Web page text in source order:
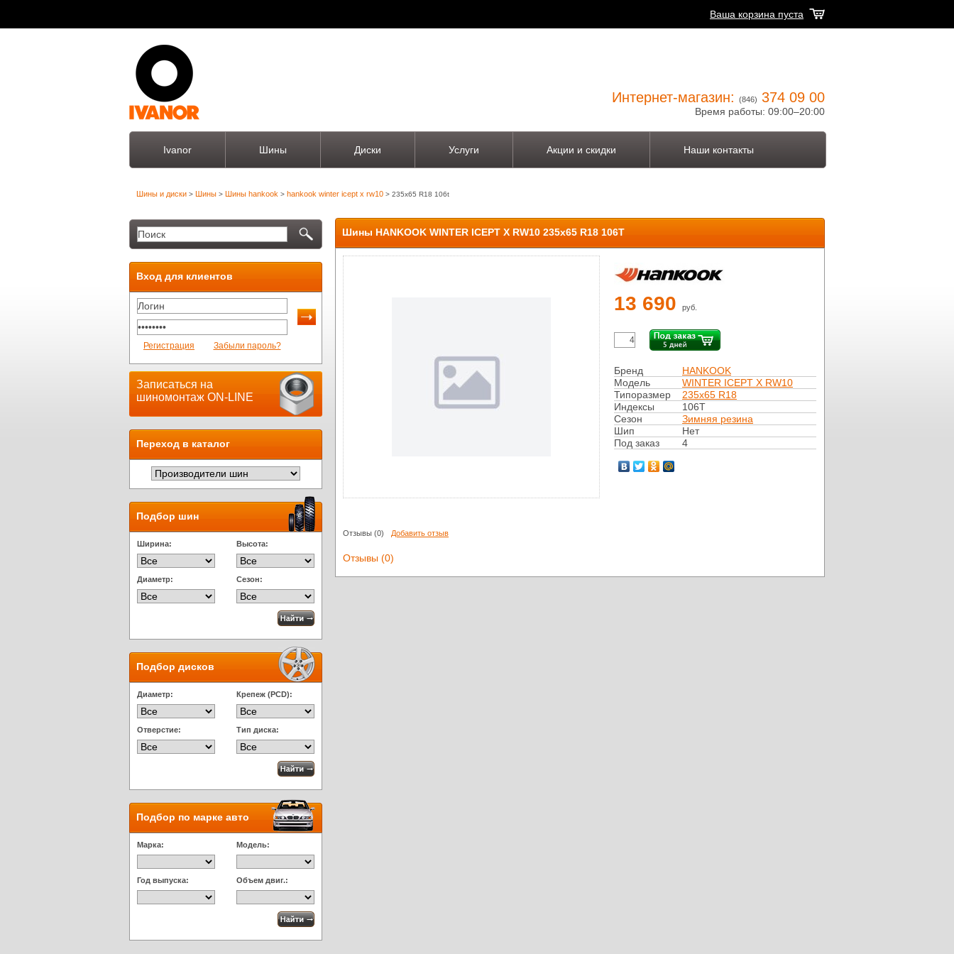
Ваша корзина пуста
Интернет-магазин: (846) 374 09 00
Время работы: 09:00–20:00
Ivanor Шины Диски Услуги Акции и скидки Наши контакты
Шины и диски > Шины > Шины hankook > hankook winter icept x rw10 > 235x65 R18 106t
Вход для клиентов
Регистрация Забыли пароль?
Записаться на
шиномонтаж ON-LINE
Переход в каталог
Подбор шин
Ширина: Высота:
Диаметр: Сезон:
Подбор дисков
Диаметр: Крепеж (PCD):
Отверстие: Тип диска:
Подбор по марке авто
Марка: Модель:
Год выпуска: Объем двиг.:
Шины HANKOOK WINTER ICEPT X RW10 235x65 R18 106T
13 690 руб.
Бренд
HANKOOK
Модель
WINTER ICEPT X RW10
Типоразмер
235x65 R18
Индексы
106T
Сезон
Зимняя резина
Шип
Нет
Под заказ
4
Отзывы (0) Добавить отзыв
Отзывы (0)